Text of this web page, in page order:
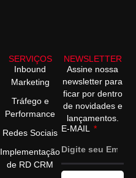
SERVIÇOS
Inbound
Marketing
Tráfego e
Performance
Redes Sociais
Implementação
de RD CRM
NEWSLETTER
Assine nossa
newsletter para
ficar por dentro
de novidades e
lançamentos.
E-MAIL